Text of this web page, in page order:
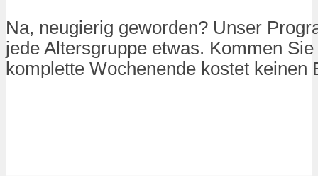
Na, neugierig geworden? Unser
jede Altersgruppe etwas. Kommen
komplette Wochenende kostet keinen